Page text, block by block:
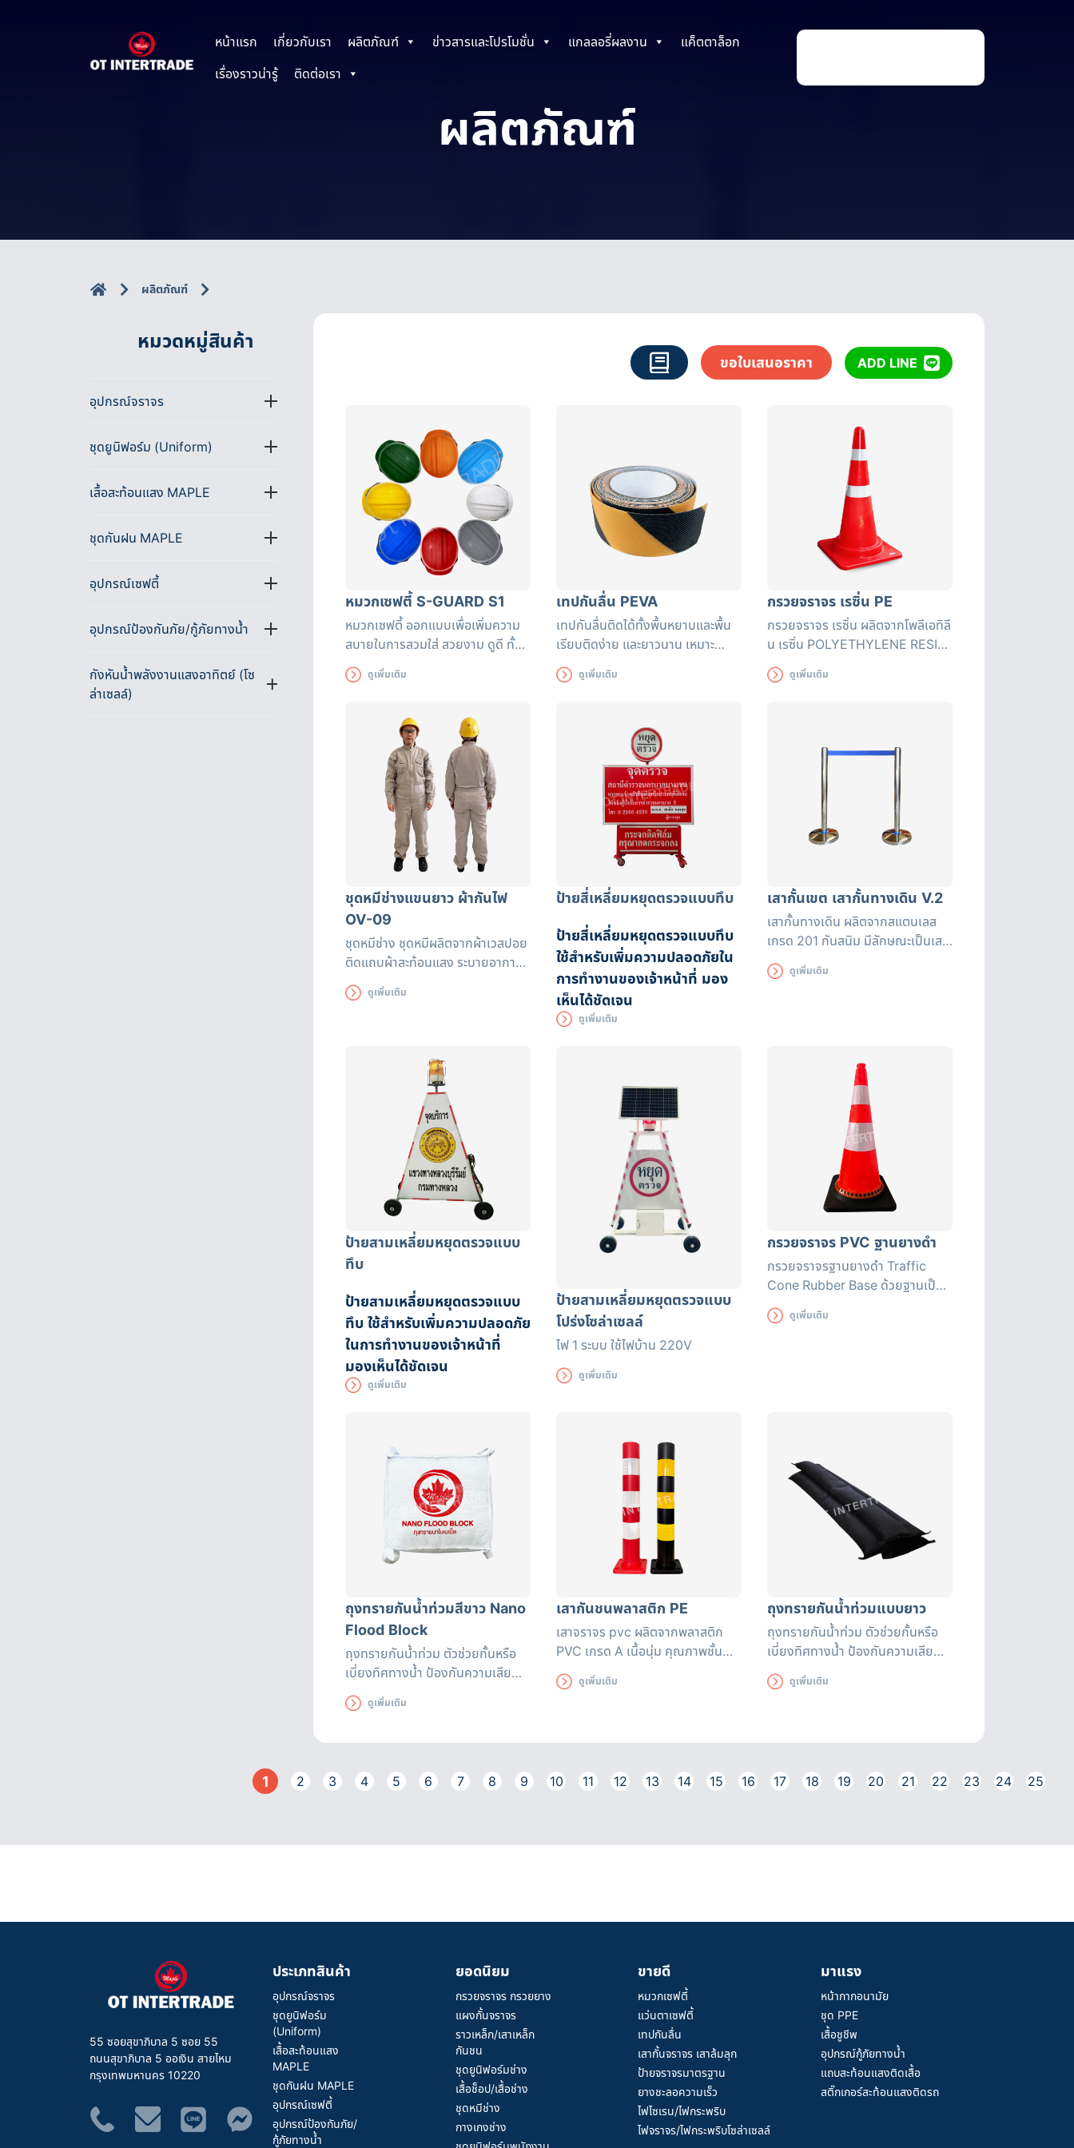
หน้าแรก เกี่ยวกับเรา ผลิตภัณฑ์ ข่าวสารและโปรโมชั่น แกลลอรี่ผลงาน
แค็ตตาล็อก
เรื่องราวน่ารู้
ติดต่อเรา d
ผลิตภัณฑ์
ผลิตภัณฑ์
หมวดหมู่สินค้า
อุปกรณ์จราจร
ชุดยูนิฟอร์ม (Uniform)
เสื้อสะท้อนแสง MAPLE
ชุดกันฝน MAPLE
อุปกรณ์เซฟตี้
อุปกรณ์ป้องกันภัย/กู้ภัยทางน้ำ
กังหันน้ำพลังงานแสงอาทิตย์ (โซ
ล่าเซลล์)
ขอใบเสนอราคา ADD LINE
หมวกเซฟตี้ S-GUARD S1
หมวกเซฟตี้ ออกแบบเพื่อเพิ่มความ
สบายในการสวมใส่ สวยงาม ดูดี ทั้ง
ยังระบายอากาศได้ดีระหว่างการสวม
ใส่หมวกนิรภัยรุ่นนี้อีกด้วย
ดูเพิ่มเติม
เทปกันลื่น PEVA
เทปกันลื่นติดได้ทั้งพื้นหยาบและพื้น
เรียบติดง่าย และยาวนาน เหมาะ
สำหรับติดเพื่อป้องกันอันตรายจาก
การลื่นดูเพิ่มเติม
กรวยจราจร เรซิ่น PE
กรวยจราจร เรซิ่น ผลิตจากโพลีเอทิลี
น เรซิ่น POLYETHYLENE RESIN
(PE) มีความยืดหยุ่นสูง คืนรูปได้เร็ว
ทนทานต่อแรงทับจากรถยนต์ ไม่เสีย
ดูเพิ่มเติม
ชุดหมีช่างแขนยาว ผ้ากันไฟ
OV-09
ชุดหมีช่าง ชุดหมีผลิตจากผ้าเวสปอย
ติดแถบผ้าสะท้อนแสง ระบายอากาศ
ได้ดีเหมาะกับงานที่เกี่ยวกับงานเจียร
งานเชื่อม
ดูเพิ่มเติม
ป้ายสี่เหลี่ยมหยุดตรวจแบบทึบ
ป้ายสี่เหลี่ยมหยุดตรวจแบบทึบ
ใช้สำหรับเพิ่มความปลอดภัยใน
การทำงานของเจ้าหน้าที่ มอง
เห็นได้ชัดเจน
ดูเพิ่มเติม
เสากั้นเขต เสากั้นทางเดิน V.2
เสากั้นทางเดิน ผลิตจากสแตนเลส
เกรด 201 กันสนิม มีลักษณะเป็นเสา
และแถบมีผ้ายืดได้หดได้ สามารถยืด
ความยาวได้ระหว่างถึง 200 ซม.
ดูเพิ่มเติม
ป้ายสามเหลี่ยมหยุดตรวจแบบ
ทึบ
ป้ายสามเหลี่ยมหยุดตรวจแบบ
ทึบ ใช้สำหรับเพิ่มความปลอดภัย
ในการทำงานของเจ้าหน้าที่
มองเห็นได้ชัดเจน
ดูเพิ่มเติม
ป้ายสามเหลี่ยมหยุดตรวจแบบ
โปร่งโซล่าเซลล์
ไฟ 1 ระบบ ใช้ไฟบ้าน 220V
ดูเพิ่มเติม
กรวยจราจร PVC ฐานยางดำ
กรวยจราจรฐานยางดำ Traffic
Cone Rubber Base ด้วยฐานเป็น
ยางจึงทำให้ตัวกรวยไม่ล้มง่าย แถบ
สะท้อนแสงแถบใหญ่มองเห็นชัดเจน
ดูเพิ่มเติม
ถุงทรายกันน้ำท่วมสีขาว Nano
Flood Block
ถุงทรายกันน้ำท่วม ตัวช่วยกั้นหรือ
เบี่ยงทิศทางน้ำ ป้องกันความเสีย
หายที่อาจเกิดขึ้น สามารถใช้ได้นาน
ถึง 3 เดือน ถุงทรายดูดซับน้ำได้
ดูเพิ่มเติม
เสากันชนพลาสติก PE
เสาจราจร pvc ผลิตจากพลาสติก
PVC เกรด A เนื้อนุ่ม คุณภาพชั้น
เยี่ยม ผสมกับสีสะท้อนแสงชนิด
ป้องกันรังสี UV สีส้มสด
ดูเพิ่มเติม
ถุงทรายกันน้ำท่วมแบบยาว
ถุงทรายกันน้ำท่วม ตัวช่วยกั้นหรือ
เบี่ยงทิศทางน้ำ ป้องกันความเสีย
หายที่อาจเกิดขึ้น สามารถใช้ได้นาน
ถึง 3 เดือน ถุงทรายดูดซับน้ำได้
ดูเพิ่มเติม
1 2 3 4 5 6 7 8 9 10 11 12 13 14 15 16 17 18 19 20 21 22 23 24 25
55 ซอยสุขาภิบาล 5 ซอย 55
ถนนสุขาภิบาล 5 ออเงิน สายไหม
กรุงเทพมหานคร 10220
ประเภทสินค้า
อุปกรณ์จราจร
ชุดยูนิฟอร์ม
(Uniform)
เสื้อสะท้อนแสง
MAPLE
ชุดกันฝน MAPLE
อุปกรณ์เซฟตี้
อุปกรณ์ป้องกันภัย/
กู้ภัยทางน้ำ
ยอดนิยม
กรวยจราจร กรวยยาง
แผงกั้นจราจร
ราวเหล็ก/เสาเหล็ก
กันชน
ชุดยูนิฟอร์มช่าง
เสื้อช็อป/เสื้อช่าง
ชุดหมีช่าง
กางเกงช่าง
ขายดี
หมวกเซฟตี้
แว่นตาเซฟตี้
เทปกันลื่น
เสากั้นจราจร เสาล้มลุก
ป้ายจราจรมาตรฐาน
ยางชะลอความเร็ว
ไฟไซเรน/ไฟกระพริบ
ไฟจราจร/ไฟกระพริบโซล่าเซลล์
มาแรง
หน้ากากอนามัย
ชุด PPE
เสื้อชูชีพ
อุปกรณ์กู้ภัยทางน้ำ
แถบสะท้อนแสงติดเสื้อ
สติ๊กเกอร์สะท้อนแสงติดรถ